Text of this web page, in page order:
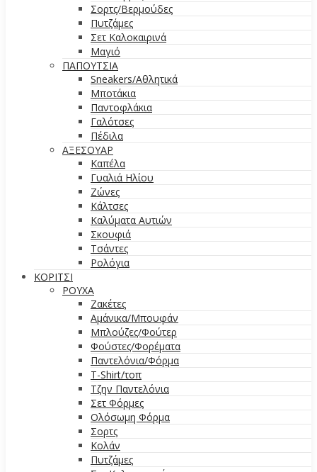
Σορτς/Βερμούδες
Πυτζάμες
Σετ Καλοκαιρινά
Μαγιό
ΠΑΠΟΥΤΣΙΑ
Sneakers/Aθλητικά
Μποτάκια
Παντοφλάκια
Γαλότσες
Πέδιλα
ΑΞΕΣΟΥΑΡ
Καπέλα
Γυαλιά Ηλίου
Ζώνες
Κάλτσες
Καλύματα Αυτιών
Σκουφιά
Τσάντες
Ρολόγια
ΚΟΡΙΤΣΙ
ΡΟΥΧΑ
Ζακέτες
Αμάνικα/Μπουφάν
Μπλούζες/Φούτερ
Φούστες/Φορέματα
Παντελόνια/Φόρμα
T-Shirt/τοπ
Τζην Παντελόνια
Σετ Φόρμες
Ολόσωμη Φόρμα
Σορτς
Κολάν
Πυτζάμες